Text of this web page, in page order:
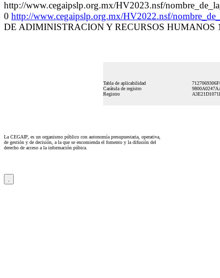
http://www.cegaipslp.org.mx/HV2023.nsf/
0 http://www.cegaipslp.org.mx/HV2022.nsf/
DE ADIMINISTRACION Y RECURSOS
Tabla de aplicabilidad
Carátula de registro
Registro
La CEGAIP, es un organismo público con autonomía presupuestaria, operativa,
de gestión y de decisión, a la que se encomienda el fomento y la difusión del
derecho de acceso a la información púbica.